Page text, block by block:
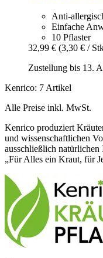
Anti-
Einfache
10 Pflaster
32,99 € (3,30 € /
Zustellung bis 13.
Kenrico: 7 Artikel
Alle Preise inkl. MwSt.
Kenrico produziert
und wissenschaftlichen
ausschließlich natürlichen
„Für Alles ein Kraut, für